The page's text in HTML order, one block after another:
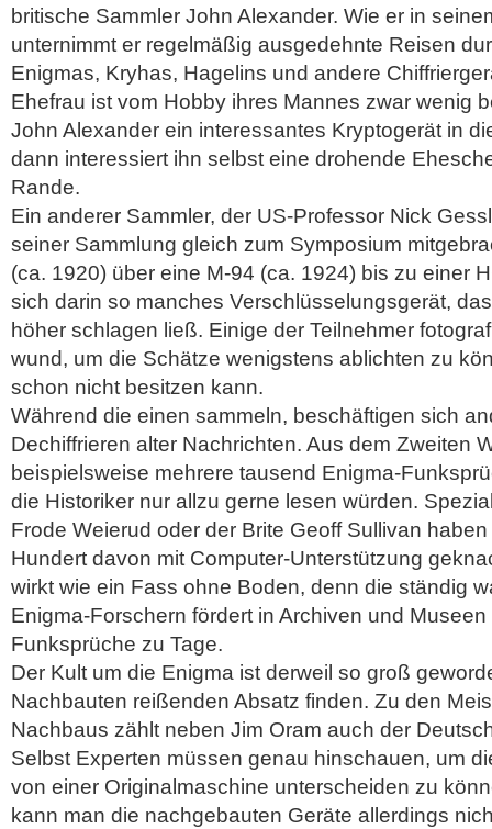
britische Sammler John Alexander. Wie er in
unternimmt er regelmäßig ausgedehnte Reisen
Enigmas, Kryhas, Hagelins und andere
Ehefrau ist vom Hobby ihres Mannes zwar wenig
John Alexander ein interessantes Kryptogerät in
dann interessiert ihn selbst eine drohende
Rande.
Ein anderer Sammler, der US-Professor Nick
seiner Sammlung gleich zum Symposium
(ca. 1920) über eine M-94 (ca. 1924) bis zu einer
sich darin so manches Verschlüsselungsgerät,
höher schlagen ließ. Einige der Teilnehmer
wund, um die Schätze wenigstens ablichten zu
schon nicht besitzen kann.
Während die einen sammeln, beschäftigen sich
Dechiffrieren alter Nachrichten. Aus dem Zweiten
beispielsweise mehrere tausend Enigma-
die Historiker nur allzu gerne lesen würden.
Frode Weierud oder der Brite Geoff Sullivan
Hundert davon mit Computer-Unterstützung
wirkt wie ein Fass ohne Boden, denn die ständig
Enigma-Forschern fördert in Archiven und
Funksprüche zu Tage.
Der Kult um die Enigma ist derweil so groß
Nachbauten reißenden Absatz finden. Zu den
Nachbaus zählt neben Jim Oram auch der
Selbst Experten müssen genau hinschauen, um
von einer Originalmaschine unterscheiden zu
kann man die nachgebauten Geräte allerdings